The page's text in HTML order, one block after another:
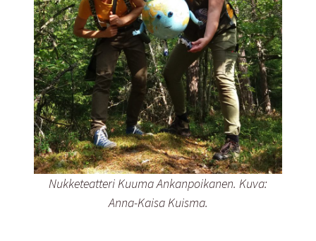
Nukketeatteri Kuuma Ankanpoikanen. Kuva:
Anna-Kaisa Kuisma.